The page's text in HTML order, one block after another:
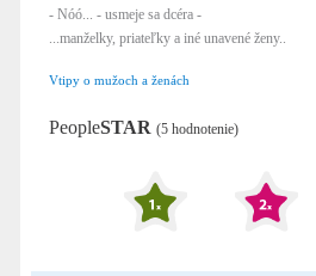
- Nóó... - usmeje sa dcéra -
...manželky, priateľky a iné unavené ženy..
Vtipy o mužoch a ženách
PeopleSTAR (5 hodnotenie)